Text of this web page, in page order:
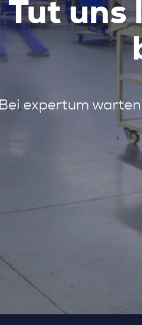
Tut uns
Bei expertum